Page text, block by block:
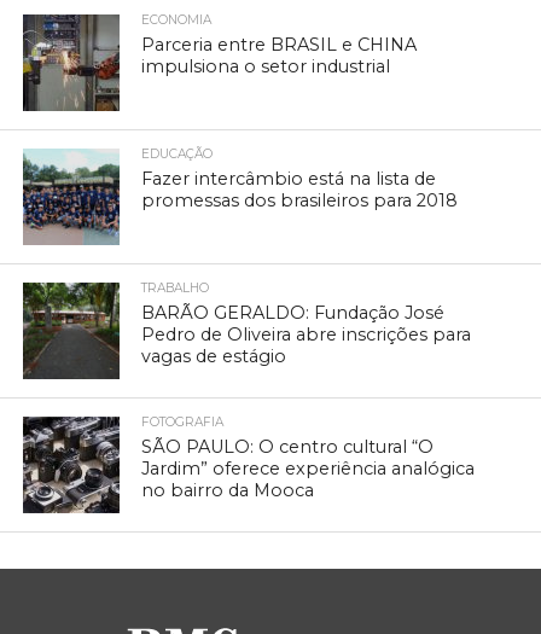
ECONOMIA
Parceria entre BRASIL e CHINA
impulsiona o setor industrial
EDUCAÇÃO
Fazer intercâmbio está na lista de
promessas dos brasileiros para 2018
TRABALHO
BARÃO GERALDO: Fundação José
Pedro de Oliveira abre inscrições para
vagas de estágio
FOTOGRAFIA
SÃO PAULO: O centro cultural “O
Jardim” oferece experiência analógica
no bairro da Mooca